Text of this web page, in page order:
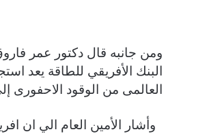
البنك الأفريقي للطاقة يعد
العالمى من الوقود الاحفورى
وأشار الأمين العام الي ان